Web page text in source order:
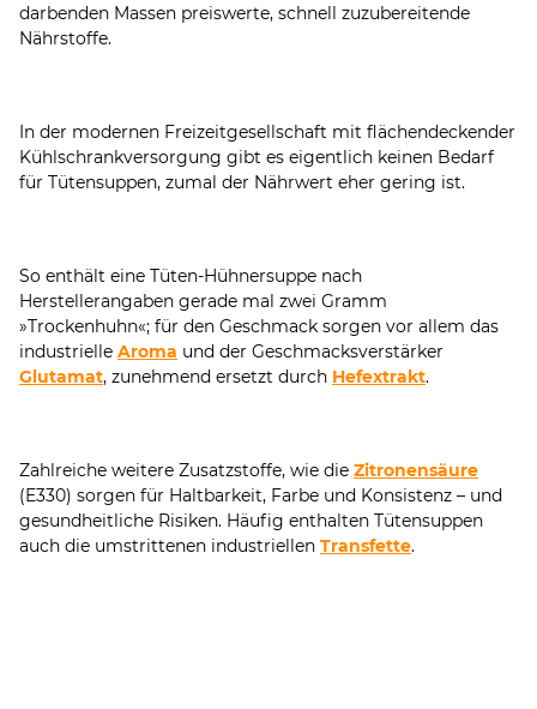
darbenden Massen preiswerte, schnell zuzubereitende
Nährstoffe.
In der modernen Freizeitgesellschaft mit flächendeckender
Kühlschrankversorgung gibt es eigentlich keinen Bedarf
für Tütensuppen, zumal der Nährwert eher gering ist.
So enthält eine Tüten-Hühnersuppe nach
Herstellerangaben gerade mal zwei Gramm
»Trockenhuhn«; für den Geschmack sorgen vor allem das
industrielle Aroma und der Geschmacksverstärker
Glutamat, zunehmend ersetzt durch Hefextrakt.
Zahlreiche weitere Zusatzstoffe, wie die Zitronensäure
(E330) sorgen für Haltbarkeit, Farbe und Konsistenz – und
gesundheitliche Risiken. Häufig enthalten Tütensuppen
auch die umstrittenen industriellen Transfette.